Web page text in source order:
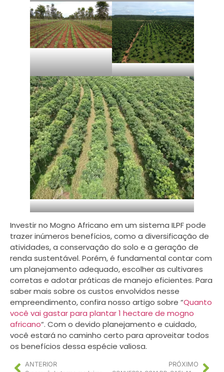
Investir no Mogno Africano em um sistema ILPF pode
trazer inúmeros benefícios, como a diversificação de
atividades, a conservação do solo e a geração de
renda sustentável. Porém, é fundamental contar com
um planejamento adequado, escolher as cultivares
corretas e adotar práticas de manejo eficientes. Para
saber mais sobre os custos envolvidos nesse
empreendimento, confira nosso artigo sobre “Quanto
você vai gastar para plantar 1 hectare de mogno
africano“. Com o devido planejamento e cuidado,
você estará no caminho certo para aproveitar todos
os benefícios dessa espécie valiosa.
ANTERIOR PRÓXIMO